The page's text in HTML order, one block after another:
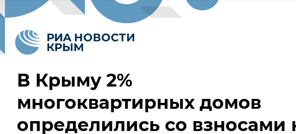
В Крыму 2%
многоквартирных домов
определились со взносами